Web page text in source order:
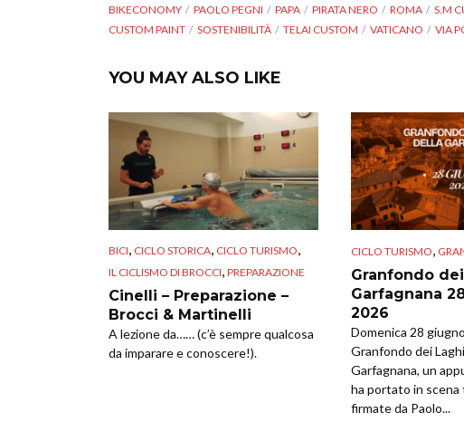
BIKECONOMY
PAOLO PEGNI PAPA PIRATA NERO ROMA S.M
CUSTOM PAINT
SOSTENIBILITÀ TELAI CUSTOM VATICANO VIA
YOU MAY ALSO LIKE
BICI, CICLO STORICA, CICLO TURISMO,
IL CICLISMO DI BROCCI, PREPARAZIONE
Cinelli – Preparazione –
Brocci & Martinelli
A lezione da…… (c’è sempre qualcosa
da imparare e conoscere!).
CICLO TURISMO,
Granfondo
Garfagnana
2026
Domenica 28
Granfondo dei
Garfagnana, un
ha portato in
firmate da Paolo...